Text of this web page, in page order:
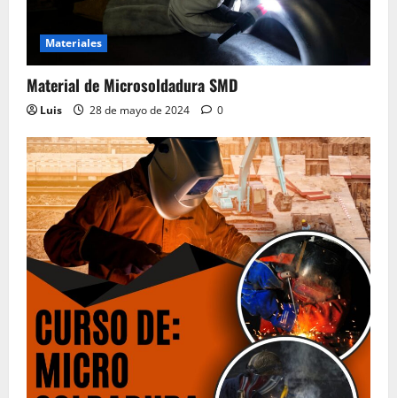
4
Aprende a leer Diagramas Esquemáticos
Electrónicos, Manuales de Servicio
28 de mayo de 2024 0
5
Maquillaje y Uñas
20 de mayo de 2024 0
Materiales
Material de Microsoldadura SMD
Luis 28 de mayo de 2024 0